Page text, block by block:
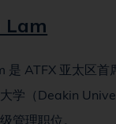
是 ATFX 亚太区首
学（Deakin
管理职位。